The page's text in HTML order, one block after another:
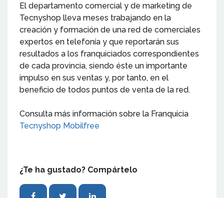
El departamento comercial y de marketing de
Tecnyshop lleva meses trabajando en la
creación y formación de una red de comerciales
expertos en telefonía y que reportarán sus
resultados a los franquiciados correspondientes
de cada provincia, siendo éste un importante
impulso en sus ventas y, por tanto, en el
beneficio de todos puntos de venta de la red.
Consulta más información sobre la Franquicia
Tecnyshop Mobilfree
¿Te ha gustado? Compártelo